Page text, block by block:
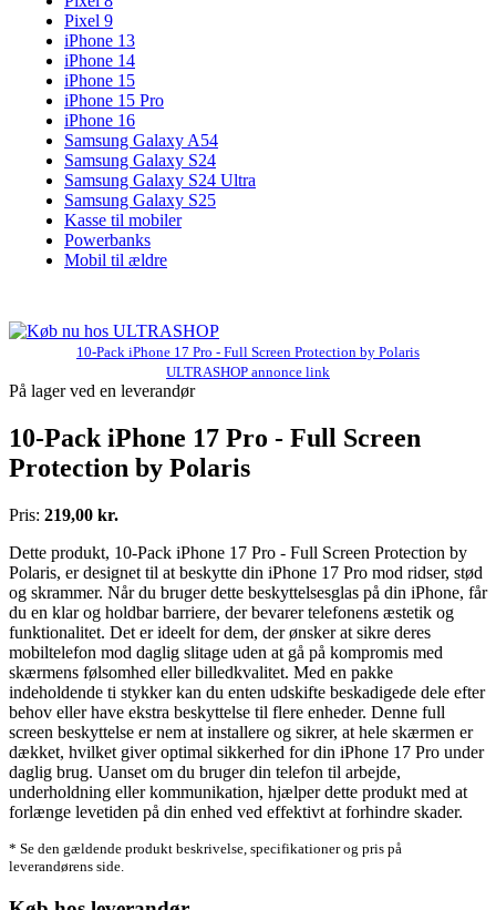
Pixel 9
iPhone 13
iPhone 14
iPhone 15
iPhone 15 Pro
iPhone 16
Samsung Galaxy A54
Samsung Galaxy S24
Samsung Galaxy S24 Ultra
Samsung Galaxy S25
Kasse til mobiler
Powerbanks
Mobil til ældre
10-Pack iPhone 17 Pro - Full Screen Protection by Polaris
ULTRASHOP annonce link
På lager ved en leverandør
10-Pack iPhone 17 Pro - Full Screen
Protection by Polaris
Pris: 219,00 kr.
Dette produkt, 10-Pack iPhone 17 Pro - Full Screen Protection by
Polaris, er designet til at beskytte din iPhone 17 Pro mod ridser, stød
og skrammer. Når du bruger dette beskyttelsesglas på din iPhone, får
du en klar og holdbar barriere, der bevarer telefonens æstetik og
funktionalitet. Det er ideelt for dem, der ønsker at sikre deres
mobiltelefon mod daglig slitage uden at gå på kompromis med
skærmens følsomhed eller billedkvalitet. Med en pakke
indeholdende ti stykker kan du enten udskifte beskadigede dele efter
behov eller have ekstra beskyttelse til flere enheder. Denne full
screen beskyttelse er nem at installere og sikrer, at hele skærmen er
dækket, hvilket giver optimal sikkerhed for din iPhone 17 Pro under
daglig brug. Uanset om du bruger din telefon til arbejde,
underholdning eller kommunikation, hjælper dette produkt med at
forlænge levetiden på din enhed ved effektivt at forhindre skader.
* Se den gældende produkt beskrivelse, specifikationer og pris på
leverandørens side.